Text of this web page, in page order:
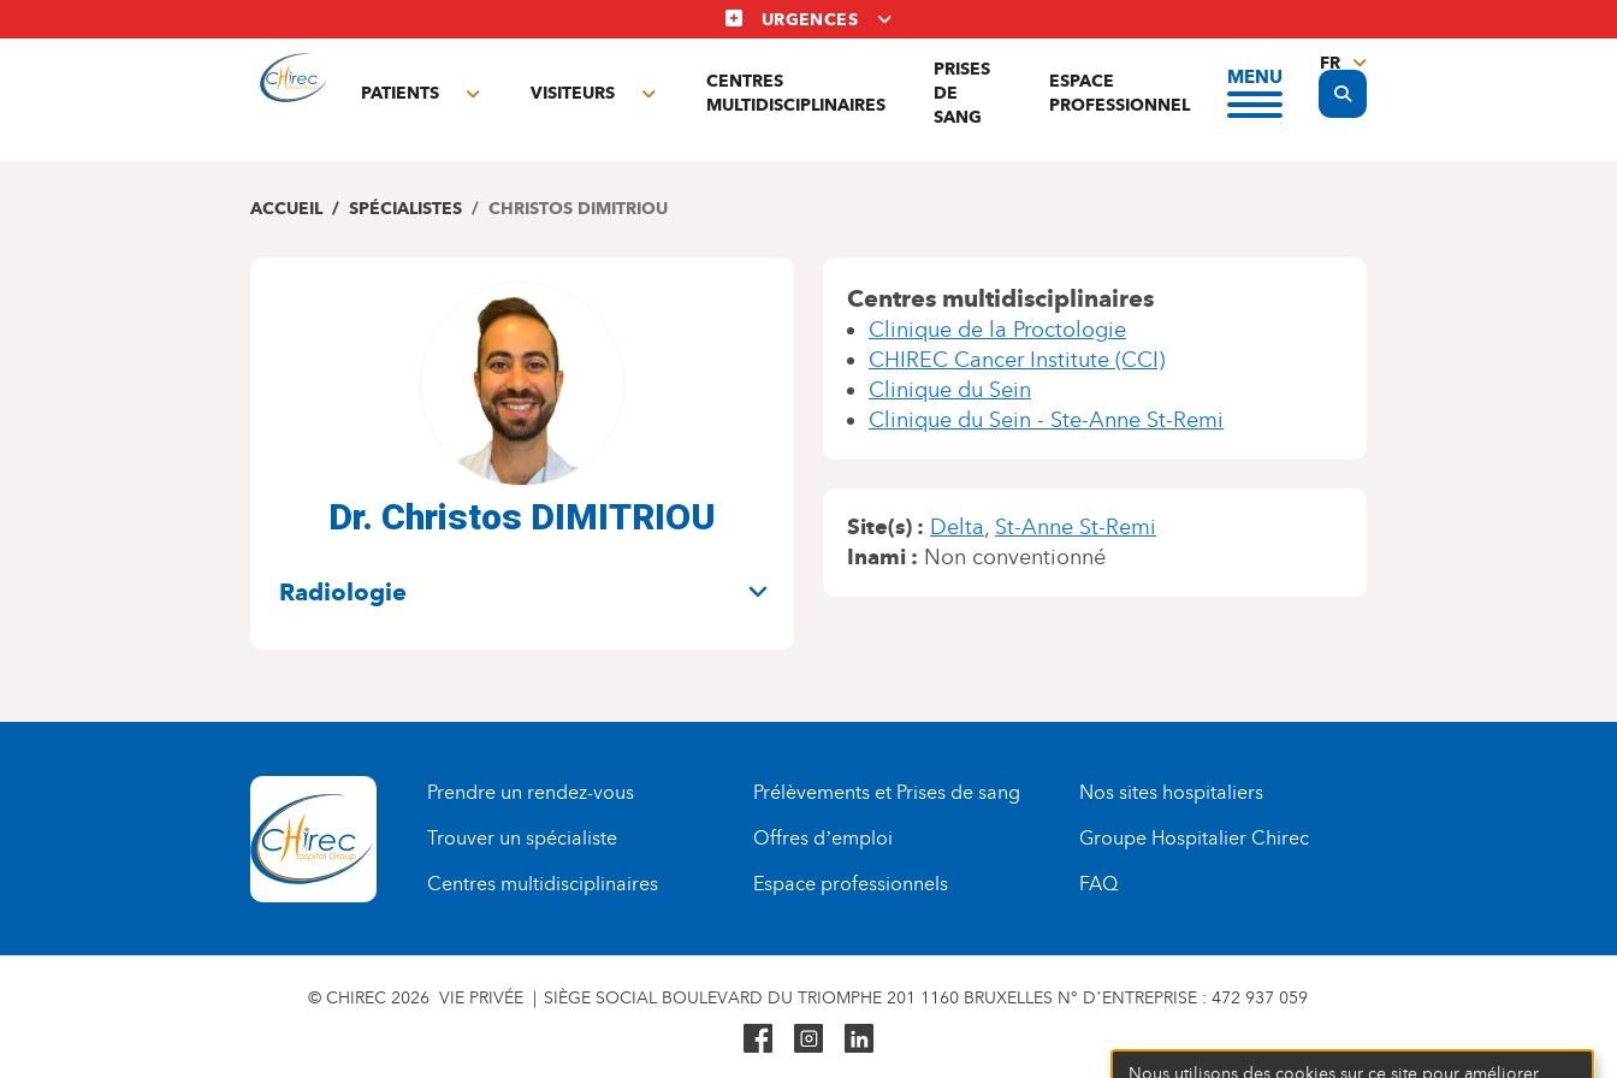
au
URGENCES
PATIENTS
Toggle
VISITEURS
Toggle
CENTRES
MULTIDISCIPLINAIRES
PRISES
DE
SANG
ESPACE
PROFESSIONNEL
MENU
Display the search form
FR
NL
EN
ACCUEIL SPÉCIALISTES CHRISTOS DIMITRIOU
Dr. Christos DIMITRIOU
SPÉCIALITÉS
Radiologie
Centres multidisciplinaires
Clinique de la Proctologie
CHIREC Cancer Institute (CCI)
Clinique du Sein
Clinique du Sein - Ste-Anne St-Remi
Site(s) Delta St-Anne St-Remi
Inami
Non conventionné
Prendre un rendez-vous
Trouver un spécialiste
Centres multidisciplinaires
Prélèvements et Prises de sang
Offres d’emploi
Espace professionnels
Nos sites hospitaliers
Groupe Hospitalier Chirec
FAQ
© CHIREC 2026 VIE PRIVÉE SIÈGE SOCIAL BOULEVARD DU TRIOMPHE 201 1160 BRUXELLES N° D’ENTREPRISE : 472 937 059
Nous utilisons des cookies sur ce site pour améliorer